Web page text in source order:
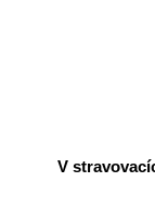
V